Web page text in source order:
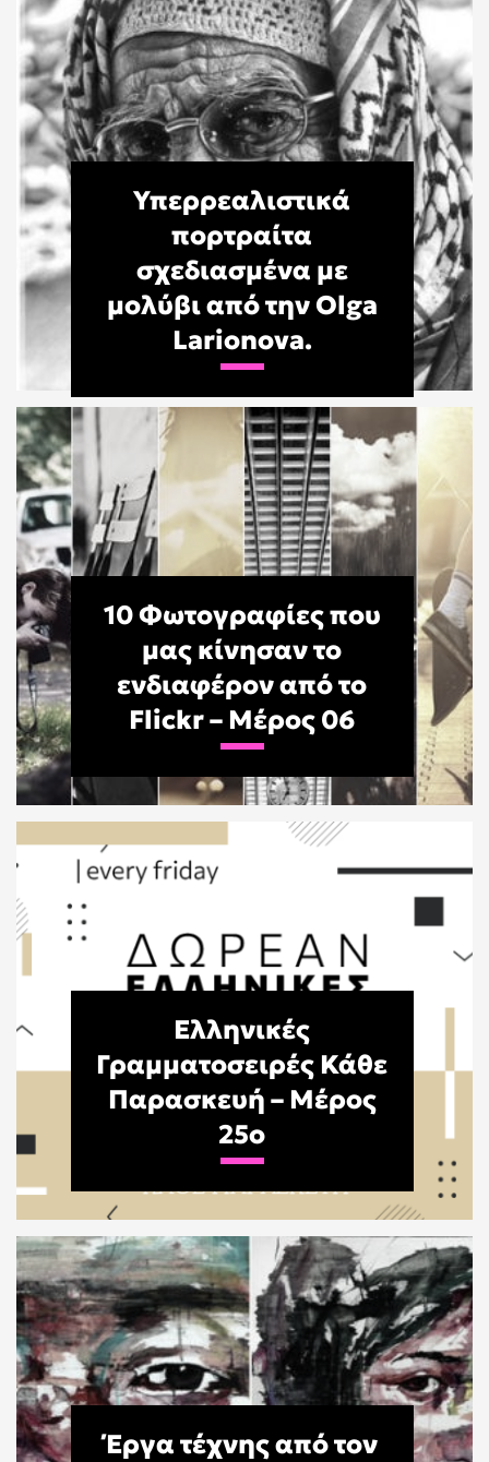
Υπερρεαλιστικά
πορτραίτα
σχεδιασμένα με
μολύβι από την Olga
Larionova.
10 Φωτογραφίες που
μας κίνησαν το
ενδιαφέρον από το
Flickr – Μέρος 06
Ελληνικές
Γραμματοσειρές Κάθε
Παρασκευή – Μέρος
25o
Έργα τέχνης από τον